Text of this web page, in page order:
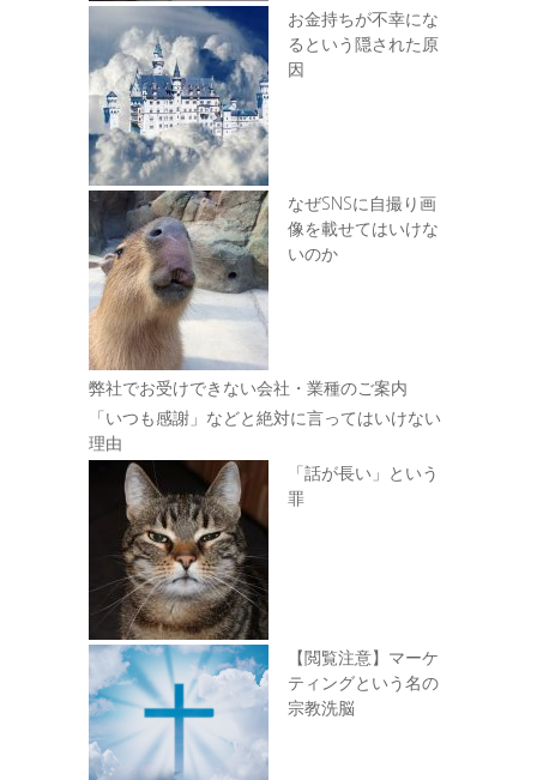
お金持ちが不幸にな
るという隠された原
因
なぜSNSに自撮り画
像を載せてはいけな
いのか
弊社でお受けできない会社・業種のご案内
「いつも感謝」などと絶対に言ってはいけない
理由
「話が長い」という
罪
【閲覧注意】マーケ
ティングという名の
宗教洗脳